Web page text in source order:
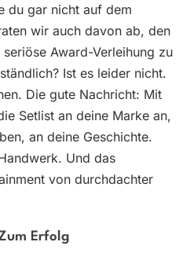
du gar nicht auf dem
wir auch davon ab, den
Award-Verleihung zu
Ist es leider nicht.
Die gute Nachricht: Mit
Setlist an deine Marke an,
an deine Geschichte.
Und das
von durchdachter
Erfolg